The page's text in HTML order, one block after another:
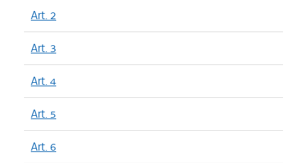
Art. 2
Art. 3
Art. 4
Art. 5
Art. 6